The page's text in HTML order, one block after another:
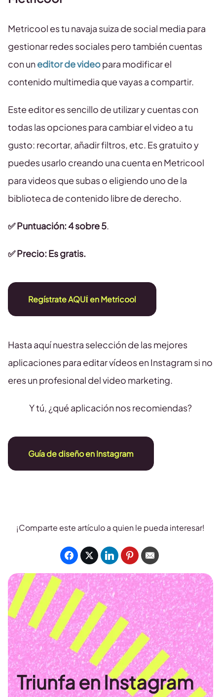
Metricool es tu navaja suiza de social media para
gestionar redes sociales pero también cuentas
con uneditor de videopara modificar el
contenido multimedia que vayas a compartir.
Este editor es sencillo de utilizar y cuentas con
todas las opciones para cambiar el video a tu
gusto: recortar, añadir filtros, etc. Es gratuito y
puedes usarlo creando una cuenta en Metricool
para videos que subas o eligiendo uno de la
biblioteca de contenido libre de derecho.
✅ Puntuación: 4 sobre 5
✅ Precio: Es gratis.
Regístrate AQUÍ en Metricool
Hasta aquí nuestra selección de las mejores
aplicaciones para editar vídeos en Instagram si no
eres un profesional del video marketing.
Y tú, ¿qué aplicación nos recomiendas?
Guía de diseño en Instagram
¡Comparte este artículo a quien le pueda interesar!
Triunfa en Instagram